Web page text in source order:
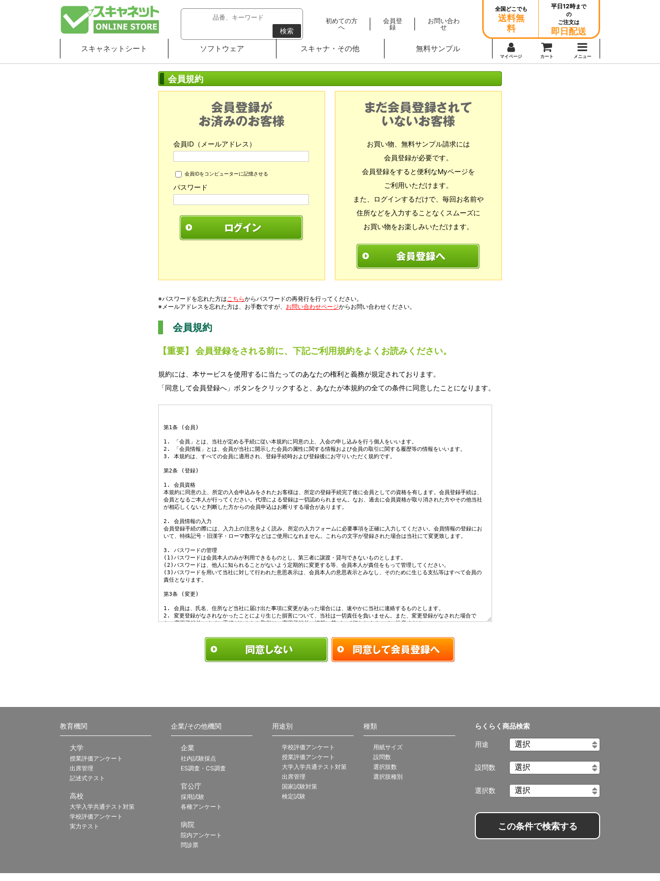
検索
初めての方
へ
会員登
録
お問い合わ
せ
全国どこでも
送料無
料
平日12時まで
の
ご注文は
即日配送
スキャネットシート ソフトウェア スキャナ・その他 無料サンプル
マイページ カート メニュー
会員規約
会員ID（メールアドレス）
会員IDをコンピューターに記憶させる
パスワード
お買い物、無料サンプル請求には
会員登録が必要です。
会員登録をすると便利なMyページを
ご利用いただけます。
また、ログインするだけで、毎回お名前や
住所などを入力することなくスムーズに
お買い物をお楽しみいただけます。
※パスワードを忘れた方はこちらからパスワードの再発行を行ってください。
※メールアドレスを忘れた方は、お手数ですが、 お問い合わせページからお問い合わせください。
会員規約
【重要】 会員登録をされる前に、下記ご利用規約をよくお読みください。
規約には、本サービスを使用するに当たってのあなたの権利と義務が規定されております。
「同意して会員登録へ」ボタンをクリックすると、あなたが本規約の全ての条件に同意したことになります。
らくらく商品検索
用途
設問数
選択数
この条件で検索する
教育機関
大学
授業評価アンケート
出席管理
記述式テスト
高校
大学入学共通テスト対策
学校評価アンケート
実力テスト
企業/その他機関
企業
社内試験採点
ES調査・CS調査
官公庁
採用試験
各種アンケート
病院
院内アンケート
問診票
用途別
学校評価アンケート
授業評価アンケート
大学入学共通テスト対策
出席管理
国家試験対策
検定試験
種類
用紙サイズ
設問数
選択肢数
選択肢種別